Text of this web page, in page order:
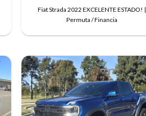
Fiat Strada 2022 EXCELENTE ESTADO! |
Permuta / Financia